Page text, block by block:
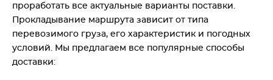
проработать все актуальные варианты поставки.
Прокладывание маршрута зависит от типа
перевозимого груза, его характеристик и погодных
условий. Мы предлагаем все популярные способы
доставки: